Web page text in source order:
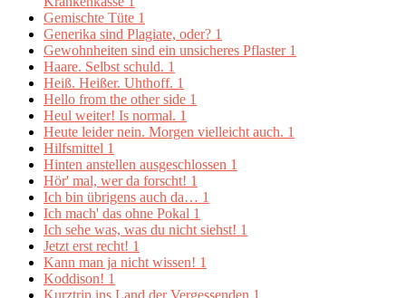
Gemischte Tüte 1
Generika sind Plagiate, oder? 1
Gewohnheiten sind ein unsicheres Pflaster 1
Haare. Selbst schuld. 1
Heiß. Heißer. Uhthoff. 1
Hello from the other side 1
Heul weiter! Is normal. 1
Heute leider nein. Morgen vielleicht auch. 1
Hilfsmittel 1
Hinten anstellen ausgeschlossen 1
Hör' mal, wer da forscht! 1
Ich bin übrigens auch da… 1
Ich mach' das ohne Pokal 1
Ich sehe was, was du nicht siehst! 1
Jetzt erst recht! 1
Kann man ja nicht wissen! 1
Koddison! 1
Kurztrip ins Land der Vergessenden 1